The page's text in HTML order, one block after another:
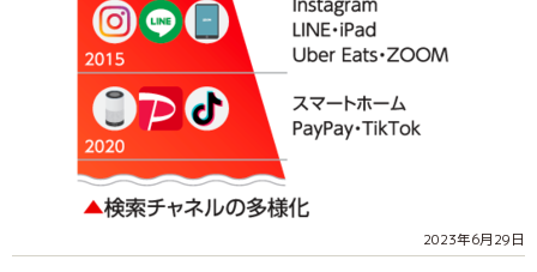
2023年6月29日